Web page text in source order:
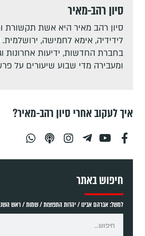
סיון רהב-מאיר
סיון רהב מאיר היא אשת תקשורת
לידידיה, אימא לחמישה,
בחברת החדשות, ידיעות אחרונות
ומעבירה מדי שבוע שיעורים על
איך לעקוב אחרי סיון רהב-מאיר?
חיפוש באתר
למשל: אברהם אבינו / יהדות התפוצות / שמות / ראש